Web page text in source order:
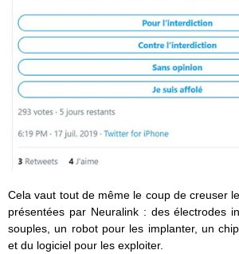
Cela vaut tout de même le coup de creuser
présentées par Neuralink : des électrodes
souples, un robot pour les implanter, un
et du logiciel pour les exploiter.